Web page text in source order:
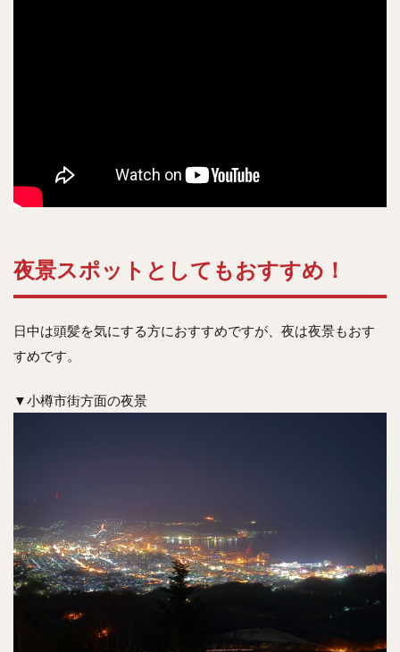
夜景スポットとしてもおすすめ！
日中は頭髪を気にする方におすすめですが、夜は夜景もおす
すめです。
▼小樽市街方面の夜景